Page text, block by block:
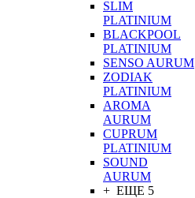
SLIM
PLATINIUM
BLACKPOOL
PLATINIUM
SENSO AURUM
ZODIAK
PLATINIUM
AROMA
AURUM
CUPRUM
PLATINIUM
SOUND
AURUM
+ ЕЩЕ 5